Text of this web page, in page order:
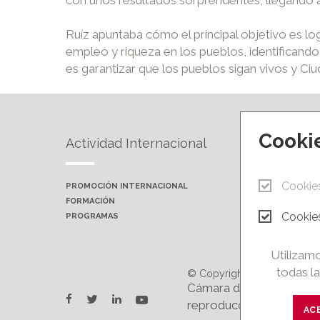
Ruíz apuntaba cómo el principal objetivo es
empleo y riqueza en los pueblos,
es garantizar que los pueblos sigan vivos y
Actividad Internacional
PROMOCIÓN INTERNACIONAL
FORMACIÓN
PROGRAMAS
CAMPUS
facebook
twitterlinkedinyoutube
© Copyright 2026.
Cámara de Comercio e
reproducción total o
todas